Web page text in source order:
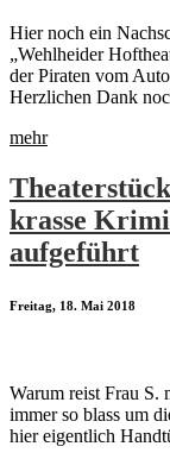
Hier noch ein
„Wehlheider
der Piraten vom
Herzlichen Dank
mehr
krasse
aufgeführt
Freitag, 18. Mai 2018
Warum reist Frau S.
immer so blass um
hier eigentlich